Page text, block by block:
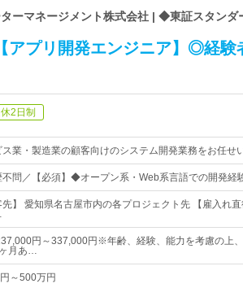
ターマネージメント株式会社 | ◆東証スタン
アプリ開発エンジニア】◎経
2日制
ス業・製造業の顧客向けのシステム開発業務をお任せ
不問／【必須】◆オープン系・Web系言語での開発経
先】 愛知県名古屋市内の各プロジェクト先 【雇入れ
円～337,000円※年齢、経験、能力を考慮の上
月あ…
～500万円